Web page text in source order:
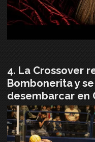
La Crossover
Bombonerita y
desembarcar en